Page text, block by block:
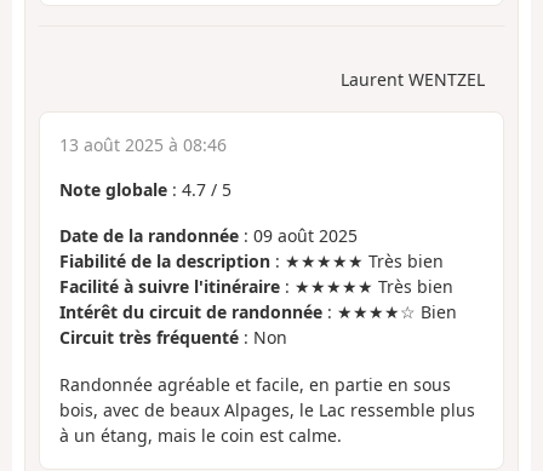
Laurent WENTZEL
13 août 2025 à 08:46
Note globale : 4.7 / 5
Date de la randonnée : 09 août 2025
Fiabilité de la description : ★★★★★ Très bien
Facilité à suivre l'itinéraire : ★★★★★ Très bien
Intérêt du circuit de randonnée : ★★★★☆ Bien
Circuit très fréquenté : Non
Randonnée agréable et facile, en partie en sous
bois, avec de beaux Alpages, le Lac ressemble plus
à un étang, mais le coin est calme.